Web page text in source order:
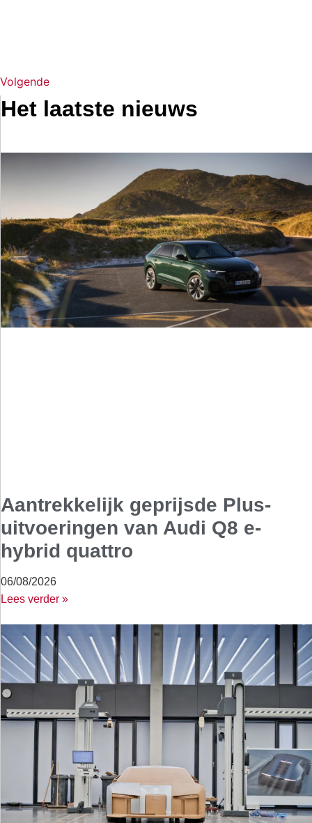
Volgende
Het laatste nieuws
Aantrekkelijk geprijsde Plus-
uitvoeringen van Audi Q8 e-
hybrid quattro
06/08/2026
Lees verder »